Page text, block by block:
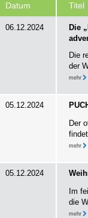
Datum Titel
06.12.2024
Die
Die
der
mehr
05.12.2024
Der
mehr
05.12.2024
Im
die
mehr